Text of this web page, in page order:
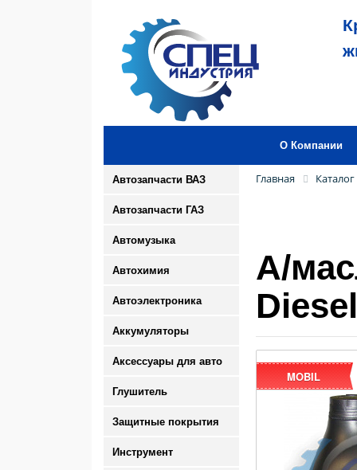
О Компании
Автозапчасти ВАЗ
Автозапчасти ГАЗ
Автомузыка
Автохимия
Автоэлектроника
Аккумуляторы
Аксессуары для авто
Глушитель
Защитные покрытия
Инструмент
Главная Каталог
А/
MOBIL